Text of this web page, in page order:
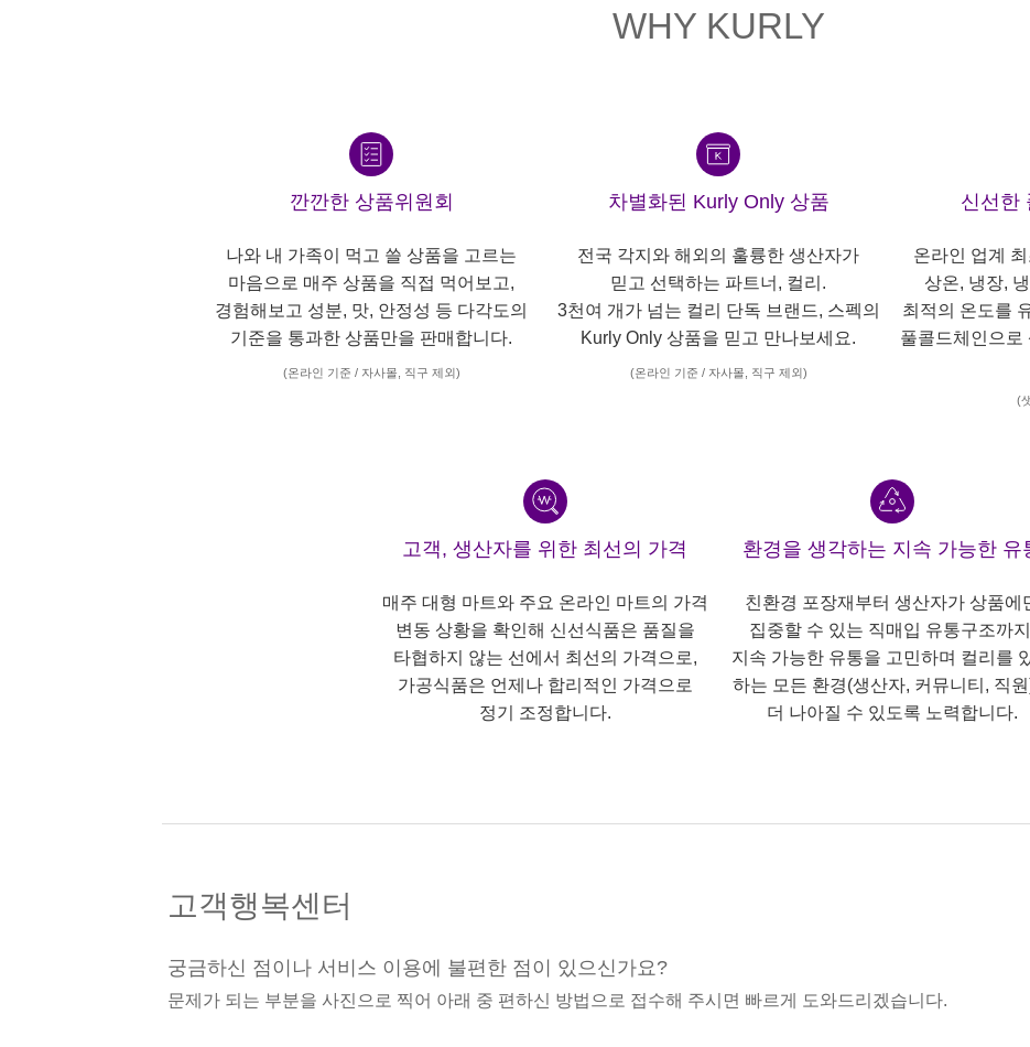
WHY KURLY
깐깐한 상품위원회
나와 내 가족이 먹고 쓸 상품을 고르는
마음으로 매주 상품을 직접 먹어보고,
경험해보고 성분, 맛, 안정성 등 다각도의
기준을 통과한 상품만을 판매합니다.
(온라인 기준 / 자사몰, 직구 제외)
차별화된 Kurly Only 상품
전국 각지와 해외의 훌륭한 생산자가
믿고 선택하는 파트너, 컬리.
3천여 개가 넘는 컬리 단독 브랜드, 스펙의
Kurly Only 상품을 믿고 만나보세요.
(온라인 기준 / 자사몰, 직구 제외)
신선한
온라인 업계
상온, 냉장,
최적의 온도를
풀콜드체인으로
(
고객, 생산자를 위한 최선의 가격
매주 대형 마트와 주요 온라인 마트의 가격
변동 상황을 확인해 신선식품은 품질을
타협하지 않는 선에서 최선의 가격으로,
가공식품은 언제나 합리적인 가격으로
정기 조정합니다.
환경을 생각하는 지속 가능한 유
친환경 포장재부터 생산자가 상품에
집중할 수 있는 직매입 유통구조까
지속 가능한 유통을 고민하며 컬리를
하는 모든 환경(생산자, 커뮤니티, 직원
더 나아질 수 있도록 노력합니다.
고객행복센터
궁금하신 점이나 서비스 이용에 불편한 점이 있으신가요?
문제가 되는 부분을 사진으로 찍어 아래 중 편하신 방법으로 접수해 주시면 빠르게 도와드리겠습니다.